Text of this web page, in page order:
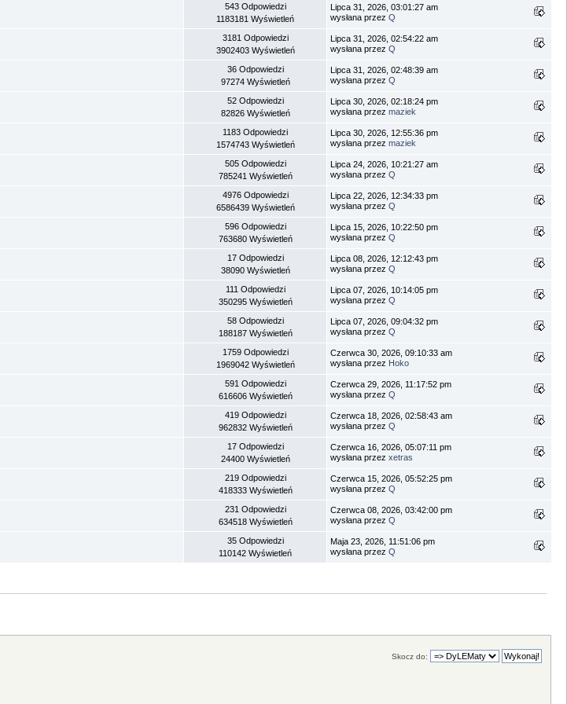
543 Odpowiedzi
1183181 Wyświetleń
Lipca 31, 2026, 03:01:27 am
wysłana przez Q
3181 Odpowiedzi
3902403 Wyświetleń
Lipca 31, 2026, 02:54:22 am
wysłana przez Q
36 Odpowiedzi
97274 Wyświetleń
Lipca 31, 2026, 02:48:39 am
wysłana przez Q
52 Odpowiedzi
82826 Wyświetleń
Lipca 30, 2026, 02:18:24 pm
wysłana przez maziek
1183 Odpowiedzi
1574743 Wyświetleń
Lipca 30, 2026, 12:55:36 pm
wysłana przez maziek
505 Odpowiedzi
785241 Wyświetleń
Lipca 24, 2026, 10:21:27 am
wysłana przez Q
4976 Odpowiedzi
6586439 Wyświetleń
Lipca 22, 2026, 12:34:33 pm
wysłana przez Q
596 Odpowiedzi
763680 Wyświetleń
Lipca 15, 2026, 10:22:50 pm
wysłana przez Q
17 Odpowiedzi
38090 Wyświetleń
Lipca 08, 2026, 12:12:43 pm
wysłana przez Q
111 Odpowiedzi
350295 Wyświetleń
Lipca 07, 2026, 10:14:05 pm
wysłana przez Q
58 Odpowiedzi
188187 Wyświetleń
Lipca 07, 2026, 09:04:32 pm
wysłana przez Q
1759 Odpowiedzi
1969042 Wyświetleń
Czerwca 30, 2026, 09:10:33 am
wysłana przez Hoko
591 Odpowiedzi
616606 Wyświetleń
Czerwca 29, 2026, 11:17:52 pm
wysłana przez Q
419 Odpowiedzi
962832 Wyświetleń
Czerwca 18, 2026, 02:58:43 am
wysłana przez Q
17 Odpowiedzi
24400 Wyświetleń
Czerwca 16, 2026, 05:07:11 pm
wysłana przez xetras
219 Odpowiedzi
418333 Wyświetleń
Czerwca 15, 2026, 05:52:25 pm
wysłana przez Q
231 Odpowiedzi
634518 Wyświetleń
Czerwca 08, 2026, 03:42:00 pm
wysłana przez Q
35 Odpowiedzi
110142 Wyświetleń
Maja 23, 2026, 11:51:06 pm
wysłana przez Q
Skocz do: